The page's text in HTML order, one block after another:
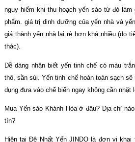
nguy hiểm khi thu hoạch yến sào từ đó
phẩm. giá trị dinh dưỡng của yến nhà và
giá thành yến nhà lại rẻ hơn khá nhiều (do
thác).
Dễ dàng nhận biết yến tinh chế có màu
thô, sần sùi. Yến tinh chế hoàn toàn sạch
dụng đưa vào chế biến ngay không cần nhặt
Mua Yến sào Khánh Hòa ở đâu? Địa chỉ
tín?
Hiện tại Đệ Nhất Yến JINDO là đơn vị